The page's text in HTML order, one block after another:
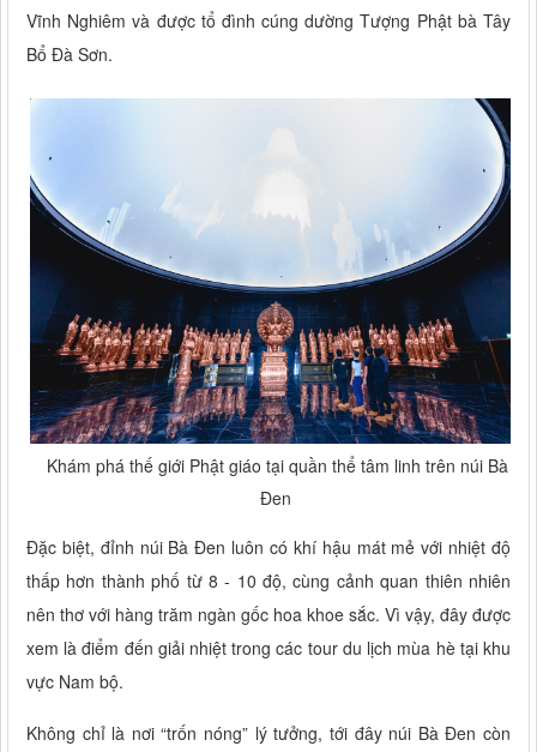
Vĩnh Nghiêm và được tổ đình cúng dường Tượng Phật bà Tây
Bổ Đà Sơn.
Khám phá thế giới Phật giáo tại quần thể tâm linh trên núi Bà
Đen
Đặc biệt, đỉnh núi Bà Đen luôn có khí hậu mát mẻ với nhiệt độ
thấp hơn thành phố từ 8 - 10 độ, cùng cảnh quan thiên nhiên
nên thơ với hàng trăm ngàn gốc hoa khoe sắc. Vì vậy, đây được
xem là điểm đến giải nhiệt trong các tour du lịch mùa hè tại khu
vực Nam bộ.
Không chỉ là nơi “trốn nóng” lý tưởng, tới đây núi Bà Đen còn